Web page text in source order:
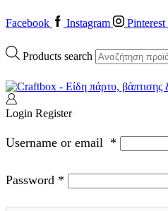
Facebook Instagram Pinterest
Products search
Login Register
Username or email *
Password *